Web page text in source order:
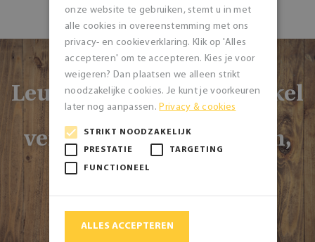
Leuker is nog om de winkel
met een bezoekje te
vereren: dan kunt u zien,
ruiken én proeven!
NAAR DE WINKEL
onze website te gebruiken, stemt u in met
alle cookies in overeenstemming met ons
privacy- en cookieverklaring. Klik op 'Alles
accepteren' om te accepteren. Kies je voor
weigeren? Dan plaatsen we alleen strikt
noodzakelijke cookies. Je kunt je voorkeuren
later nog aanpassen. Privacy & cookies
STRIKT NOODZAKELIJK
PRESTATIE TARGETING
FUNCTIONEEL
ALLES ACCEPTEREN